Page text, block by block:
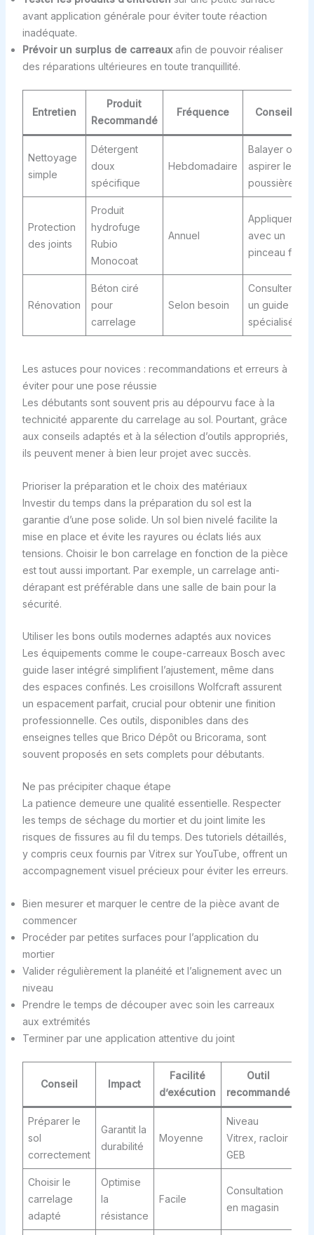
avant application générale pour éviter toute réaction
inadéquate.
Prévoir un surplus de carreauxafin de pouvoir réaliser
des réparations ultérieures en toute tranquillité.
Entretien
Produit
Recommandé
Fréquence Conseil
Nettoyage
simple
Détergent
doux
spécifique
Hebdomadaire
Balayer ou
aspirer les
poussières
Protection
des joints
Produit
hydrofuge
Rubio
Monocoat
Annuel
Appliquer
avec un
pinceau fin
Rénovation
Béton ciré
pour
carrelage
Selon besoin
Consulter
un guide
spécialisé
Les astuces pour novices : recommandations et erreurs à
éviter pour une pose réussie
Les débutants sont souvent pris au dépourvu face à la
technicité apparente du carrelage au sol. Pourtant, grâce
aux conseils adaptés et à la sélection d’outils appropriés,
ils peuvent mener à bien leur projet avec succès.
Prioriser la préparation et le choix des matériaux
Investir du temps dans la préparation du sol est la
garantie d’une pose solide. Un sol bien nivelé facilite la
mise en place et évite les rayures ou éclats liés aux
tensions. Choisir le bon carrelage en fonction de la pièce
est tout aussi important. Par exemple, un carrelage anti-
dérapant est préférable dans une salle de bain pour la
sécurité.
Utiliser les bons outils modernes adaptés aux novices
Les équipements comme le coupe-carreaux Bosch avec
guide laser intégré simplifient l’ajustement, même dans
des espaces confinés. Les croisillons Wolfcraft assurent
un espacement parfait, crucial pour obtenir une finition
professionnelle. Ces outils, disponibles dans des
enseignes telles que Brico Dépôt ou Bricorama, sont
souvent proposés en sets complets pour débutants.
Ne pas précipiter chaque étape
La patience demeure une qualité essentielle. Respecter
les temps de séchage du mortier et du joint limite les
risques de fissures au fil du temps. Des tutoriels détaillés,
y compris ceux fournis par Vitrex sur YouTube, offrent un
accompagnement visuel précieux pour éviter les erreurs.
Bien mesurer et marquer le centre de la pièce avant de
commencer
Procéder par petites surfaces pour l’application du
mortier
Valider régulièrement la planéité et l’alignement avec un
niveau
Prendre le temps de découper avec soin les carreaux
aux extrémités
Terminer par une application attentive du joint
Conseil Impact
Facilité
d’exécution
Outil
recommandé
Préparer le
sol
correctement
Garantit la
durabilité
Moyenne
Niveau
Vitrex, racloir
GEB
Choisir le
carrelage
adapté
Optimise
la
résistance
Facile
Consultation
en magasin